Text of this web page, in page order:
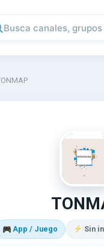
TO
App / Juego Sin